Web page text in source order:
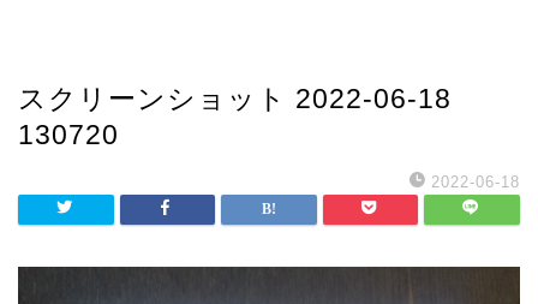
スクリーンショット 2022-06-18
130720
2022-06-18